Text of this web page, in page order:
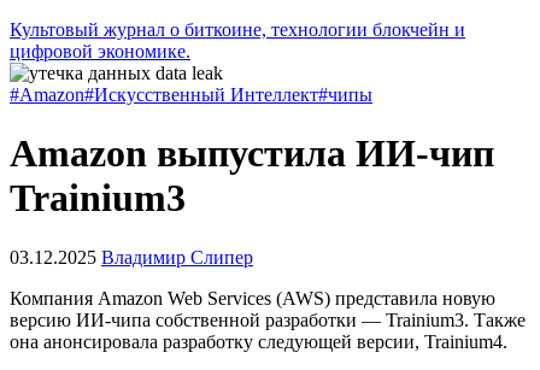
Культовый журнал о биткоине, технологии блокчейн и
цифровой экономике.
#Amazon#Искусственный Интеллект#чипы
Amazon выпустила ИИ-чип
Trainium3
03.12.2025 Владимир Слипер
Компания Amazon Web Services (AWS) представила новую
версию ИИ-чипа собственной разработки — Trainium3. Также
она анонсировала разработку следующей версии, Trainium4.